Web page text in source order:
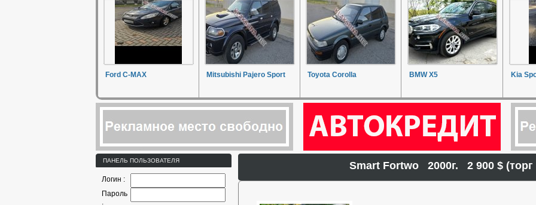
Ford C-MAX Mitsubishi Pajero Sport Toyota Corolla BMW X5 Kia
ПАНЕЛЬ ПОЛЬЗОВАТЕЛЯ
Логин :
Пароль
Smart Fortwo 2000г. 2 900 $